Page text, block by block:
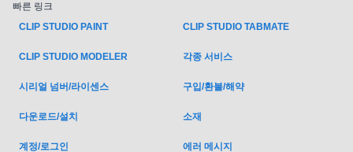
빠른 링크
CLIP STUDIO PAINT
CLIP STUDIO TABMATE
CLIP STUDIO MODELER 각종 서비스
시리얼 넘버/라이센스 구입/환불/해약
다운로드/설치 소재
계정/로그인 에러 메시지